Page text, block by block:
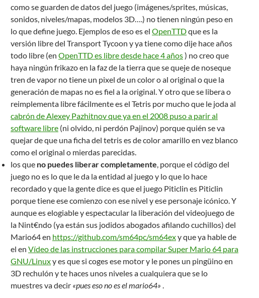
como se guarden de datos del juego (imágenes/sprites, músicas,
sonidos, niveles/mapas, modelos 3D….) no tienen ningún peso en
lo que define juego. Ejemplos de eso es el OpenTTDque es la
versión libre del Transport Tycoon y ya tiene como dije hace años
todo libre (en OpenTTD es libre desde hace 4 años) no creo que
haya ningún frikazo en la faz de la tierra que se queje de noseque
tren de vapor no tiene un pixel de un color o al original o que la
generación de mapas no es fiel a la original. Y otro que se libera o
reimplementa libre fácilmente es el Tetris por mucho que le joda al
cabrón de Alexey Pazhitnov que ya en el 2008 puso a parir al
software libre (ni olvido, ni perdón Pajinov) porque quién se va
quejar de que una ficha del tetris es de color amarillo en vez blanco
como el original o mierdas parecidas.
los que no puedes liberar completamente, porque el código del
juego no es lo que le da la entidad al juego y lo que lo hace
recordado y que la gente dice es que el juego Piticlin es Piticlin
porque tiene ese comienzo con ese nivel y ese personaje icónico. Y
aunque es elogiable y espectacular la liberación del videojuego de
la Nint€ndo (ya están sus jodidos abogados afilando cuchillos) del
Mario64 en https://github.com/sm64pc/sm64exy que ya hable de
el en Vídeo de las instrucciones para compilar Super Mario 64 para
GNU/Linuxy es que si coges ese motor y le pones un pingüino en
3D rechulón y te haces unos niveles a cualquiera que se lo
muestres va decir «pues eso no es el mario64» .